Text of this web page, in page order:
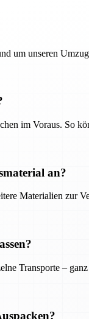
um unseren
im Voraus. So
an?
Materialien zur
Transporte –